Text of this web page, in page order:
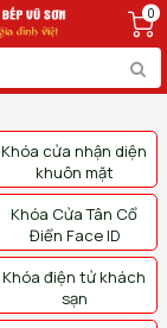
0
Khóa cửa nhận diện
khuôn mặt
Khóa Cửa Tân Cổ
Điển Face ID
Khóa điện tử khách
sạn